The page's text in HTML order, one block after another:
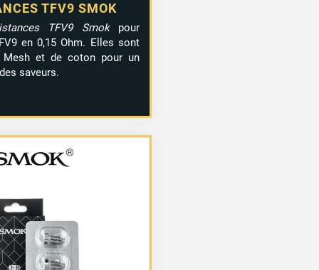
TFV9 SMOK
TFV9 Smokpour
en 0,15 Ohm. Elles sont
Mesh et de coton pour un
saveurs.